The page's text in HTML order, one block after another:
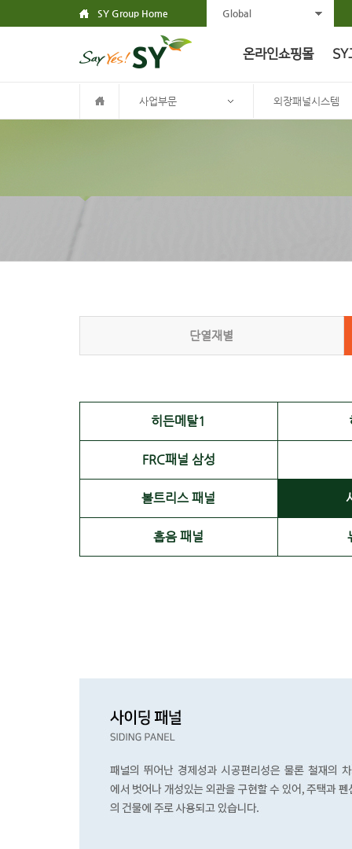
SY Group Home Global
온라인쇼핑몰 SY
사업부문 외장패널시스템
단열재별
히든메탈1
FRC패널 삼성
볼트리스 패널
흡음 패널